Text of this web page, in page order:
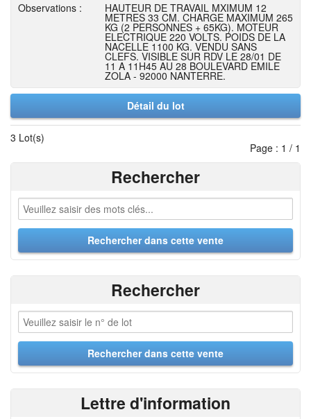
Observations :
HAUTEUR DE TRAVAIL MXIMUM 12
METRES 33 CM. CHARGE MAXIMUM 265
KG (2 PERSONNES + 65KG). MOTEUR
ELECTRIQUE 220 VOLTS. POIDS DE LA
NACELLE 1100 KG. VENDU SANS
CLEFS. VISIBLE SUR RDV LE 28/01 DE
11 A 11H45 AU 28 BOULEVARD EMILE
ZOLA - 92000 NANTERRE.
Détail du lot
3 Lot(s)
Page : 1 / 1
Rechercher
Rechercher
Lettre d'information